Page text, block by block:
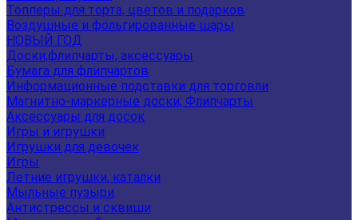
Топперы для торта, цветов и подарков
Воздушные и фольгированные шары
НОВЫЙ ГОД
Доски,флипчарты, аксессуары
Бумага для флипчартов
Информационные подставки для торговли
Магнитно-маркерные доски, Флипчарты
Аксессуары для досок
Игры и игрушки
Игрушки для девочек
Игры
Летние игрушки, каталки
Мыльные пузыри
Антистрессы и сквиши